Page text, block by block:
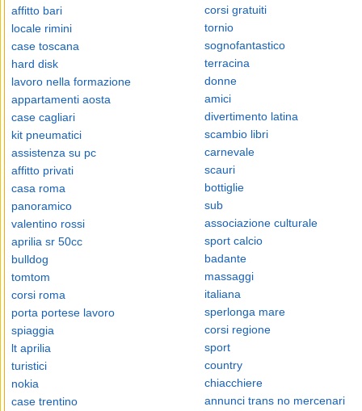
affitto bari
locale rimini
case toscana
hard disk
lavoro nella formazione
appartamenti aosta
case cagliari
kit pneumatici
assistenza su pc
affitto privati
casa roma
panoramico
valentino rossi
aprilia sr 50cc
bulldog
tomtom
corsi roma
porta portese lavoro
spiaggia
lt aprilia
turistici
nokia
case trentino
corsi gratuiti
tornio
sognofantastico
terracina
donne
amici
divertimento latina
scambio libri
carnevale
scauri
bottiglie
sub
associazione culturale
sport calcio
badante
massaggi
italiana
sperlonga mare
corsi regione
sport
country
chiacchiere
annunci trans no mercenari